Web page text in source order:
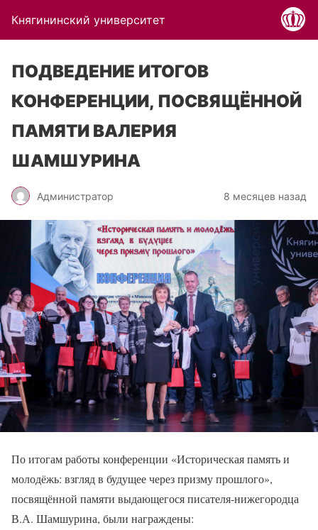
Княгининский университет
ПОДВЕДЕНИЕ ИТОГОВ
КОНФЕРЕНЦИИ, ПОСВЯЩЁННОЙ
ПАМЯТИ ВАЛЕРИЯ
ШАМШУРИНА
Администратор 8 месяцев назад
По итогам работы конференции «Историческая память и
молодёжь: взгляд в будущее через призму прошлого»,
посвящённой памяти выдающегося писателя-нижегородца
В.А. Шамшурина, были награждены: